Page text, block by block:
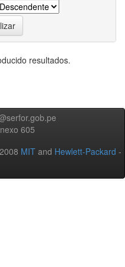
resultados.
605
MIT and Hewlett-Packard -